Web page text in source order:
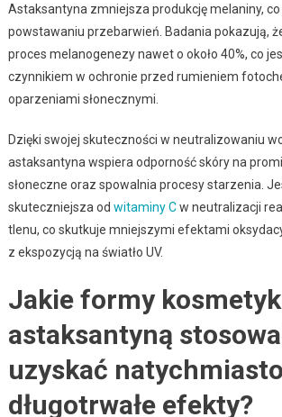
Astaksantyna zmniejsza produkcję melaniny,
powstawaniu przebarwień. Badania pokazują,
proces melanogenezy nawet o około 40%, co
czynnikiem w ochronie przed rumieniem
oparzeniami słonecznymi.
Dzięki swojej skuteczności w neutralizowaniu
astaksantyna wspiera odporność skóry na
słoneczne oraz spowalnia procesy starzenia.
skuteczniejsza od witaminy Cw neutralizacji
tlenu, co skutkuje mniejszymi efektami
z ekspozycją na światło UV.
Jakie formy
astaksantyną
uzyskać
długotrwałe efekty?